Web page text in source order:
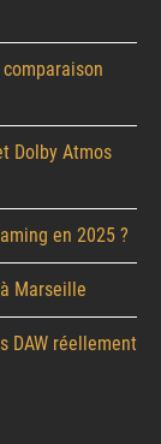
Dolby Atmos
en 2025 ?
Marseille
DAW réellement